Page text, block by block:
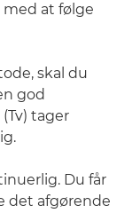
at følge
skal du
god
tager
Du får
det afgørende